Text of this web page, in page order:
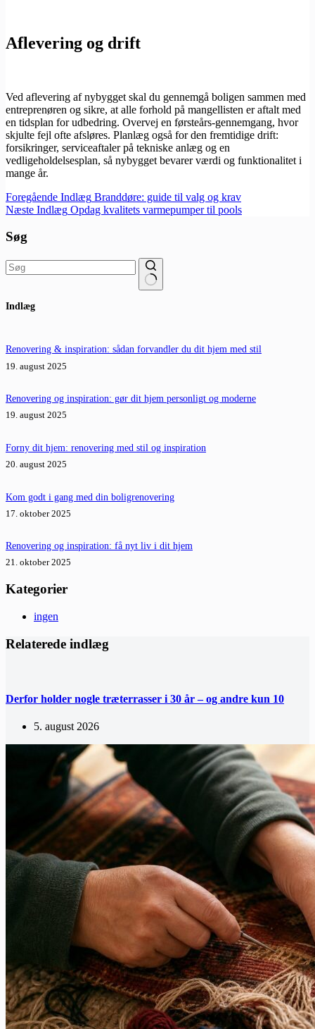
Aflevering og drift
Ved aflevering af nybygget skal du gennemgå boligen sammen med
entreprenøren og sikre, at alle forhold på mangellisten er aftalt med
en tidsplan for udbedring. Overvej en førsteårs-gennemgang, hvor
skjulte fejl ofte afsløres. Planlæg også for den fremtidige drift:
forsikringer, serviceaftaler på tekniske anlæg og en
vedligeholdelsesplan, så nybygget bevarer værdi og funktionalitet i
mange år.
Foregående Indlæg Branddøre: guide til valg og krav
Næste Indlæg Opdag kvalitets varmepumper til pools
Søg
resultater
Indlæg
Renovering & inspiration: sådan forvandler du dit hjem med stil
19. august 2025
Renovering og inspiration: gør dit hjem personligt og moderne
19. august 2025
Forny dit hjem: renovering med stil og inspiration
20. august 2025
Kom godt i gang med din boligrenovering
17. oktober 2025
Renovering og inspiration: få nyt liv i dit hjem
21. oktober 2025
Kategorier
ingen
Relaterede indlæg
Derfor holder nogle træterrasser i 30 år – og andre kun 10
5. august 2026